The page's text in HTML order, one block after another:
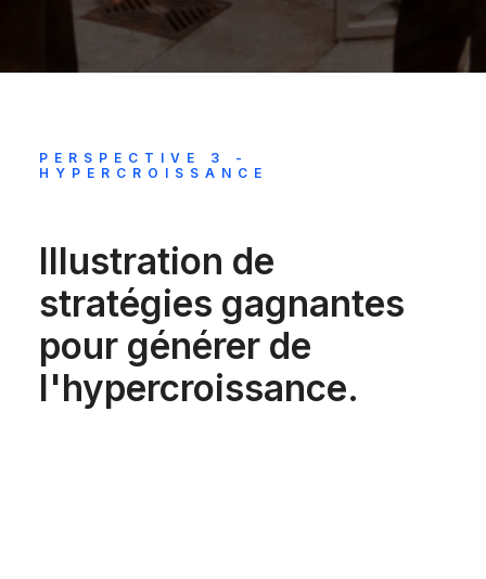
PERSPECTIVE 3 -
HYPERCROISSANCE
Illustration de
stratégies gagnantes
pour générer de
l'hypercroissance.